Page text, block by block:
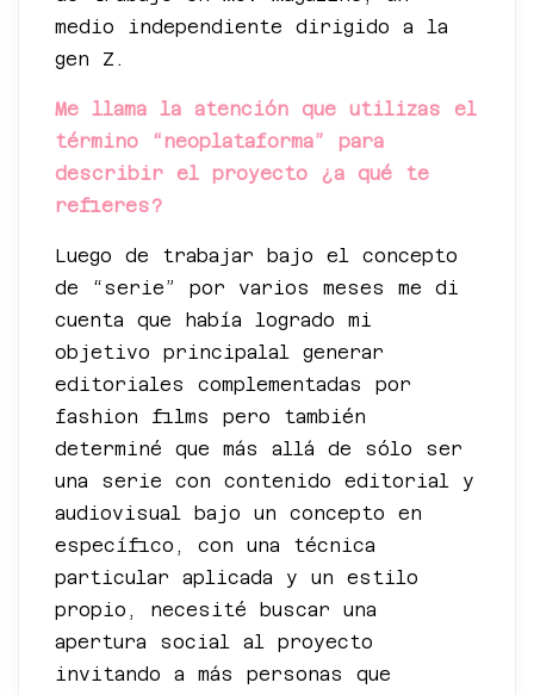
medio independiente dirigido a la
gen Z.
Me llama la atención que utilizas el
término “neoplataforma” para
describir el proyecto ¿a qué te
refieres?
Luego de trabajar bajo el concepto
de “serie” por varios meses me di
cuenta que había logrado mi
objetivo principalal generar
editoriales complementadas por
fashion films pero también
determiné que más allá de sólo ser
una serie con contenido editorial y
audiovisual bajo un concepto en
específico, con una técnica
particular aplicada y un estilo
propio, necesité buscar una
apertura social al proyecto
invitando a más personas que